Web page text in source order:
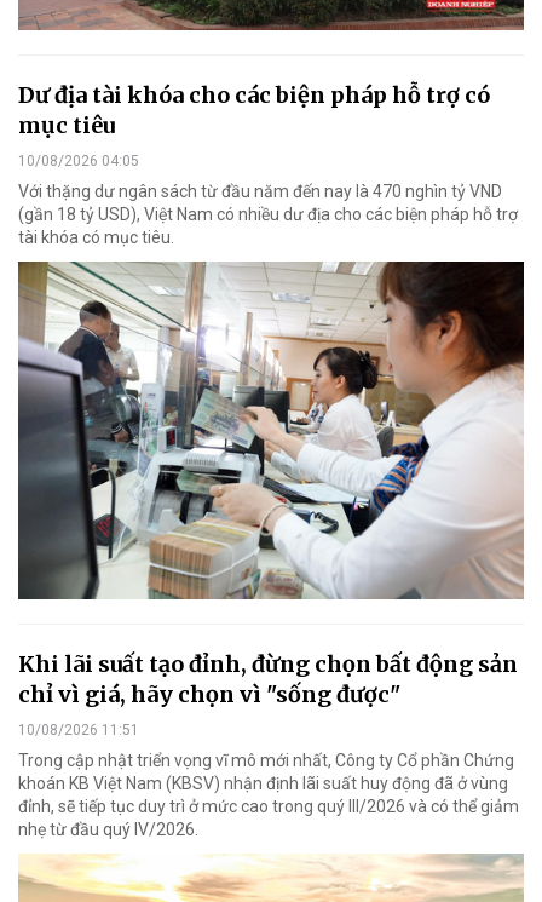
Dư địa tài khóa cho các biện pháp hỗ trợ có
mục tiêu
10/08/2026 04:05
Với thặng dư ngân sách từ đầu năm đến nay là 470 nghìn tỷ VND
(gần 18 tỷ USD), Việt Nam có nhiều dư địa cho các biện pháp hỗ trợ
tài khóa có mục tiêu.
Khi lãi suất tạo đỉnh, đừng chọn bất động sản
chỉ vì giá, hãy chọn vì "sống được"
10/08/2026 11:51
Trong cập nhật triển vọng vĩ mô mới nhất, Công ty Cổ phần Chứng
khoán KB Việt Nam (KBSV) nhận định lãi suất huy động đã ở vùng
đỉnh, sẽ tiếp tục duy trì ở mức cao trong quý III/2026 và có thể giảm
nhẹ từ đầu quý IV/2026.